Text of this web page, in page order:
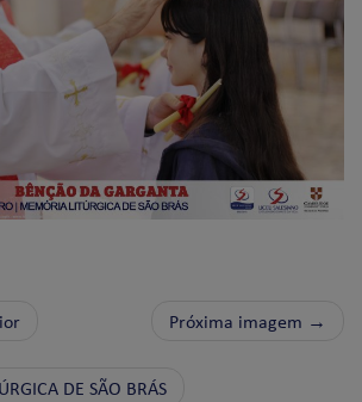
Próxima imagem →
DE SÃO BRÁS